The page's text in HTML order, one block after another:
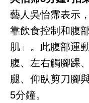
藝人吳怡霈表示
靠飲食控制和腹
肌」。此腹部運
腹、左右觸腳踝
腿、仰臥剪刀腳
5分鐘。